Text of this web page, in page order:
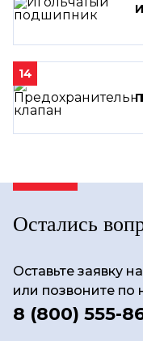
14
Остались
Оставьте заявку
или позвоните по
8 (800) 555-